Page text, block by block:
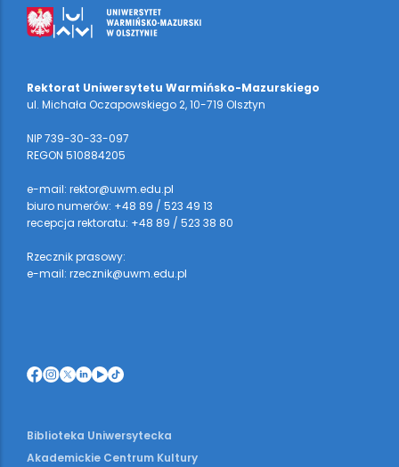
Rektorat Uniwersytetu Warmińsko-Mazurskiego
ul. Michała Oczapowskiego 2, 10-719 Olsztyn
NIP 739-30-33-097
REGON 510884205
e-mail: rektor@uwm.edu.pl
biuro numerów: +48 89 / 523 49 13
recepcja rektoratu: +48 89 / 523 38 80
Rzecznik prasowy:
e-mail: rzecznik@uwm.edu.pl
Biblioteka Uniwersytecka
Akademickie Centrum Kultury